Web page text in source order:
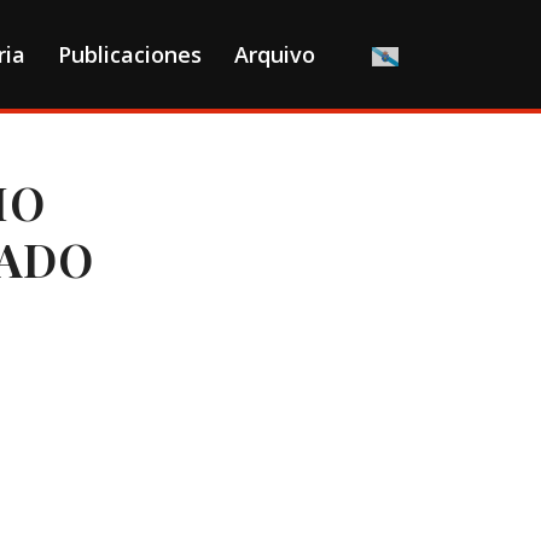
Publicaciones Arquivo